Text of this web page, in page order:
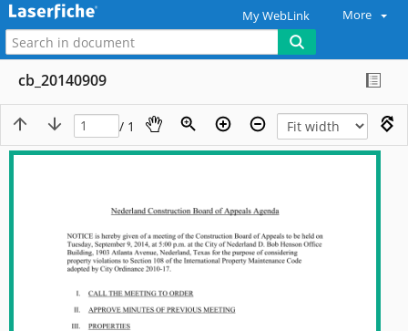
My WebLink More
cb_20140909
/ 1